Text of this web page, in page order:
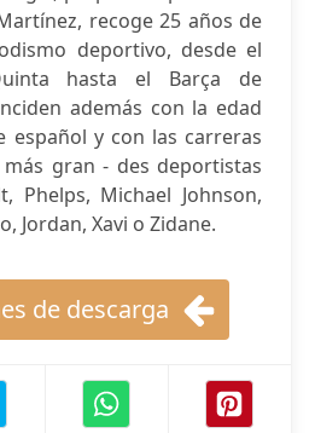
recoge 25 años de
deportivo, desde el
hasta el Barça de
además con la edad
español y con las carreras
gran - des deportistas
Phelps, Michael Johnson,
Jordan, Xavi o Zidane.
de descarga